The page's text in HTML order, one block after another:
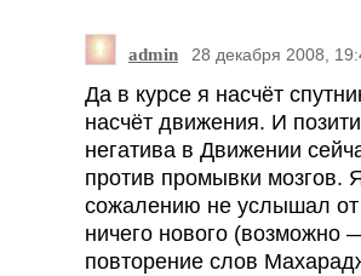
admin 28 декабря 2008,
Да в курсе я насчёт
насчёт движения. И
негатива в Движении
против промывки мозгов.
сожалению не услышал
ничего нового (возможно
повторение слов